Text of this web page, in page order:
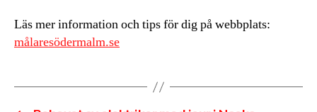
Läs mer information och tips för dig på webbplats:
målaresödermalm.se